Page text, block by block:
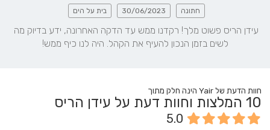
חתונה 30/06/2023 בית על הים
לשים בזמן הנכון להעיף את הקהל. היה לנו כיף ממש!
חוות הדעת של Yair הינה חלק מתוך
10 המלצות וחוות דעת על עידן הריס
5.0